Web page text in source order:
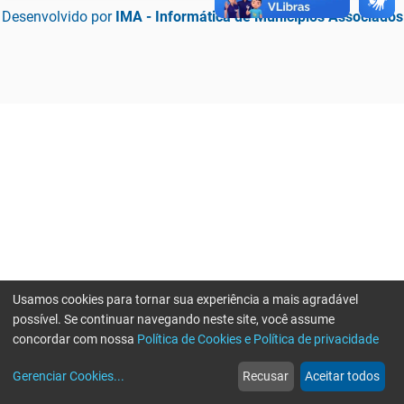
Desenvolvido por IMA - Informática de Municípios Associados
web
Notícias
more_horiz
Mais
Usamos cookies para tornar sua experiência a mais agradável
possível. Se continuar navegando neste site, você assume
concordar com nossa Política de Cookies e Política de privacidade
Gerenciar Cookies... Recusar Aceitar todos
Erro ao enviar informações, por favor tente novamente